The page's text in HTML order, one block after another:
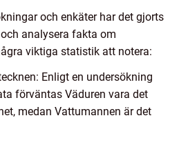
och enkäter har det gjorts
analysera fakta om
viktiga statistik att notera:
Enligt en undersökning
förväntas Väduren vara det
medan Vattumannen är det